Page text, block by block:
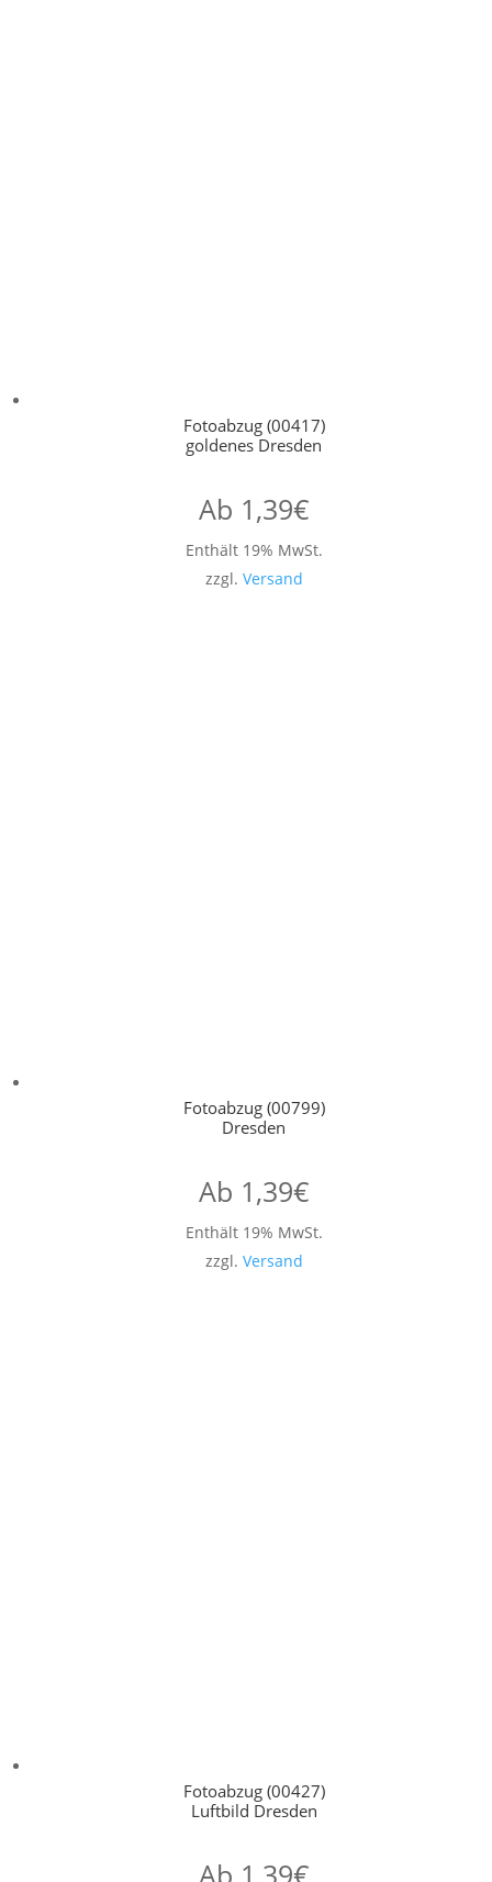
Fotoabzug (00417)
goldenes Dresden
Ab 1,39€
Enthält 19% MwSt.
zzgl. Versand
Fotoabzug (00799)
Dresden
Ab 1,39€
Enthält 19% MwSt.
zzgl. Versand
Fotoabzug (00427)
Luftbild Dresden
Ab 1,39€